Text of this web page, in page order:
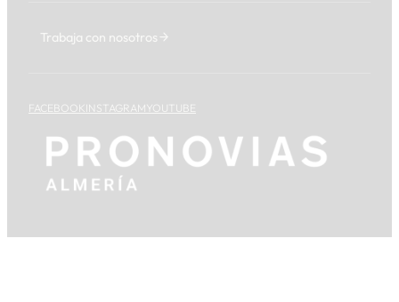
Trabaja con nosotros
FACEBOOK INSTAGRAMYOUTUBE